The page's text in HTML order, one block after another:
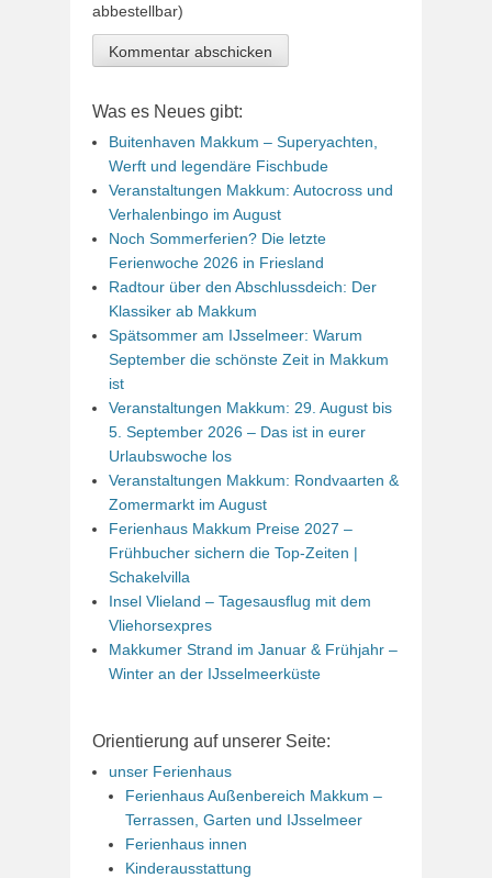
abbestellbar)
Was es Neues gibt:
Buitenhaven Makkum – Superyachten,
Werft und legendäre Fischbude
Veranstaltungen Makkum: Autocross und
Verhalenbingo im August
Noch Sommerferien? Die letzte
Ferienwoche 2026 in Friesland
Radtour über den Abschlussdeich: Der
Klassiker ab Makkum
Spätsommer am IJsselmeer: Warum
September die schönste Zeit in Makkum
ist
Veranstaltungen Makkum: 29. August bis
5. September 2026 – Das ist in eurer
Urlaubswoche los
Veranstaltungen Makkum: Rondvaarten &
Zomermarkt im August
Ferienhaus Makkum Preise 2027 –
Frühbucher sichern die Top-Zeiten |
Schakelvilla
Insel Vlieland – Tagesausflug mit dem
Vliehorsexpres
Makkumer Strand im Januar & Frühjahr –
Winter an der IJsselmeerküste
Orientierung auf unserer Seite:
unser Ferienhaus
Ferienhaus Außenbereich Makkum –
Terrassen, Garten und IJsselmeer
Ferienhaus innen
Kinderausstattung